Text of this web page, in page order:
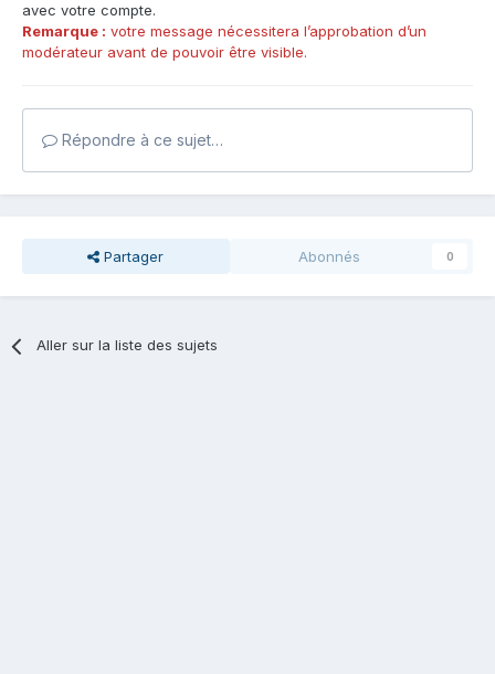
avec votre compte.
Remarque : votre message nécessitera l’approbation d’un
modérateur avant de pouvoir être visible.
Répondre à ce sujet…
Partager Abonnés 0
Aller sur la liste des sujets